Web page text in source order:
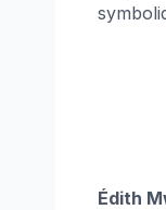
Édith